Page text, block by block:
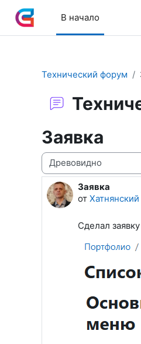
Перейти к основному
В начало
Технический форум
Заявка
Режим отображения
Заявка
от
Количество
Сделал